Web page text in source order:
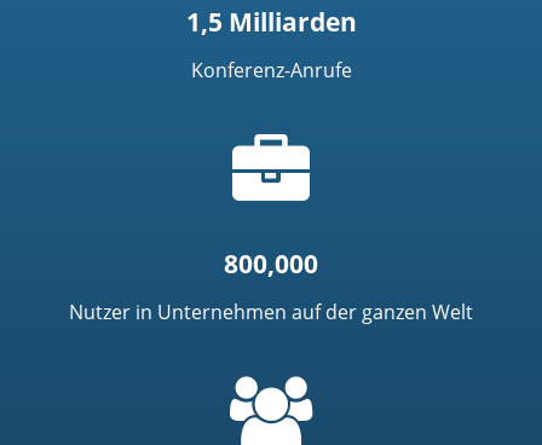
1,5 Milliarden
Konferenz-Anrufe
800,000
Nutzer in Unternehmen auf der ganzen Welt